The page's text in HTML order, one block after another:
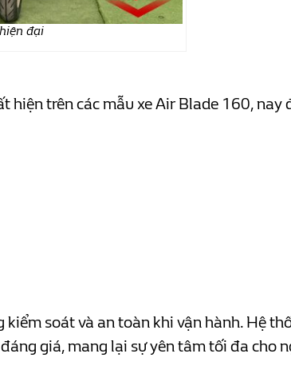
đại
trên các mẫu xe Air Blade 160, nay
soát và an toàn khi vận hành. Hệ
giá, mang lại sự yên tâm tối đa cho